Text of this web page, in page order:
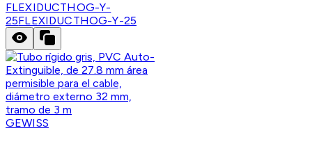
FLEXIDUCTHOG-Y-
25FLEXIDUCTHOG-Y-25
GEWISS